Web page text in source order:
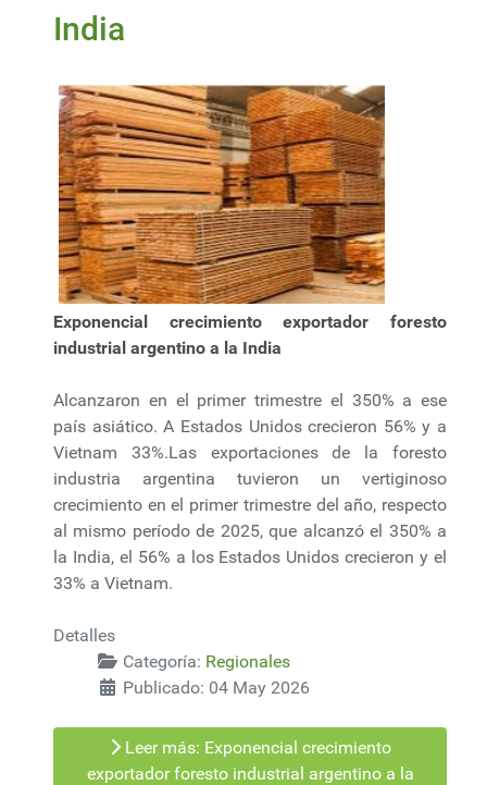
India
Exponencial crecimiento exportador foresto
industrial argentino a la India
Alcanzaron en el primer trimestre el 350% a ese
país asiático. A Estados Unidos crecieron 56% y a
Vietnam 33%.Las exportaciones de la foresto
industria argentina tuvieron un vertiginoso
crecimiento en el primer trimestre del año, respecto
al mismo período de 2025, que alcanzó el 350% a
la India, el 56% a los Estados Unidos crecieron y el
33% a Vietnam.
Detalles
Categoría: Regionales
Publicado: 04 May 2026
Leer más: Exponencial crecimiento
exportador foresto industrial argentino a la